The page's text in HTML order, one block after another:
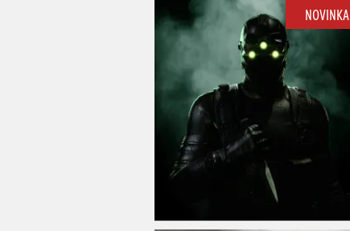
NOVINKA